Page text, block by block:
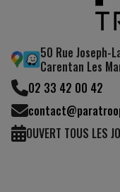
50 Rue Joseph-
Carentan Les
02 33 42 00 42
OUVERT TOUS LES